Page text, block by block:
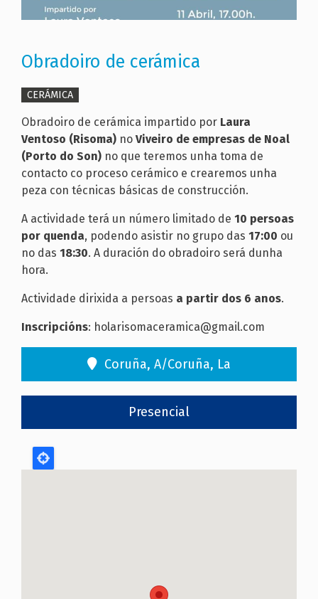
Obradoiro de cerámica
CERÁMICA
Obradoiro de cerámica impartido por Laura
Ventoso (Risoma) no Viveiro de empresas de Noal
(Porto do Son) no que teremos unha toma de
contacto co proceso cerámico e crearemos unha
peza con técnicas básicas de construcción.
A actividade terá un número limitado de 10 persoas
por quenda, podendo asistir no grupo das 17:00 ou
no das 18:30. A duración do obradoiro será dunha
hora.
Actividade dirixida a persoas a partir dos 6 anos.
Inscripcións: holarisomaceramica@gmail.com
Coruña, A/Coruña, La
Presencial